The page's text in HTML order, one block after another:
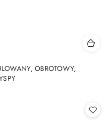
OBROTOWY,